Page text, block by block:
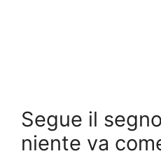
Segue il
niente va